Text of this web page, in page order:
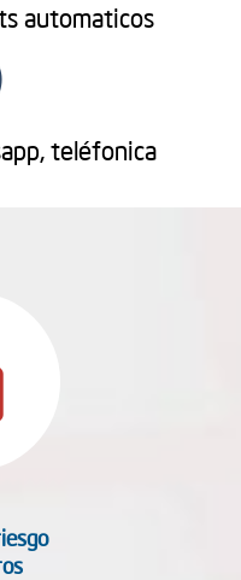
automaticos
teléfonica